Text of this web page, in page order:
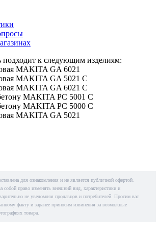
подходит к следующим изделиям:
MAKITA GA 6021
MAKITA GA 5021 С
MAKITA GA 6021 С
MAKITA PC 5001 C
MAKITA PC 5000 C
MAKITA GA 5021
для ознакомления и не является публичной офертой.
собой право изменять внешний вид, характеристики и
не уведомляя продавцов и потребителей. Просим вас
факту и заранее приносим извинения за возможные
товара.